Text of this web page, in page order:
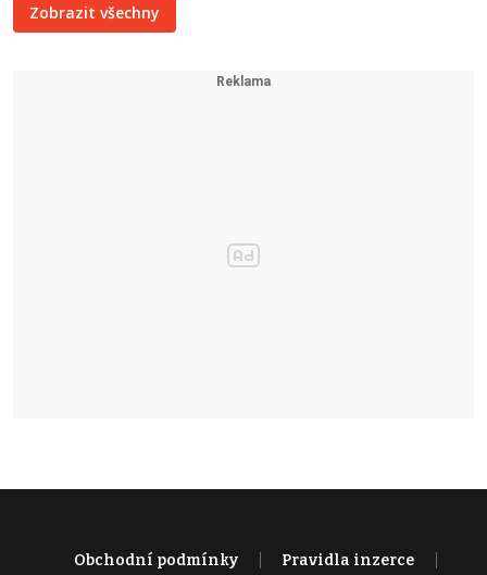
Zobrazit všechny
Obchodní podmínky Pravidla inzerce